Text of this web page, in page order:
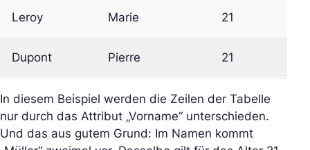
Leroy Marie 21
Dupont Pierre 21
In diesem Beispiel werden die Zeilen der Tabelle
nur durch das Attribut „Vorname“ unterschieden.
Und das aus gutem Grund: Im Namen kommt